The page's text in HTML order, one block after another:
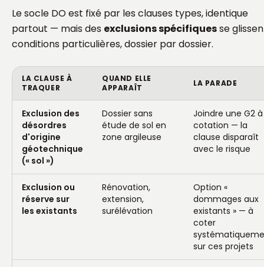
Le socle DO est fixé par les clauses types, identique
partout — mais des exclusions spécifiquesse
conditions particulières, dossier par dossier.
LA CLAUSE À
TRAQUER
QUAND ELLE
APPARAÎT
LA PARADE
Exclusion des
désordres
d'origine
géotechnique
(« sol »)
Dossier sans
étude de sol en
zone argileuse
Joindre une G2
cotation — la
clause disparaît
avec le risque
Exclusion ou
réserve sur
les existants
Rénovation,
extension,
surélévation
Option «
dommages aux
existants » — à
coter
sur ces projets